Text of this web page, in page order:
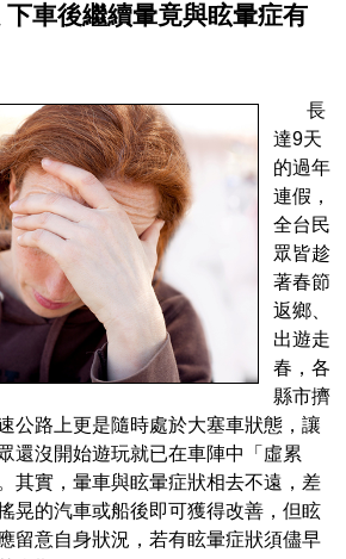
車後繼續暈竟與眩暈症有
長
達9天
的過年
連假，
全台民
眾皆趁
著春節
返鄉、
出遊走
春，各
縣市擠
公路上更是隨時處於大塞車狀態，讓
還沒開始遊玩就已在車陣中「虛累
其實，暈車與眩暈症狀相去不遠，差
晃的汽車或船後即可獲得改善，但眩
留意自身狀況，若有眩暈症狀須儘早